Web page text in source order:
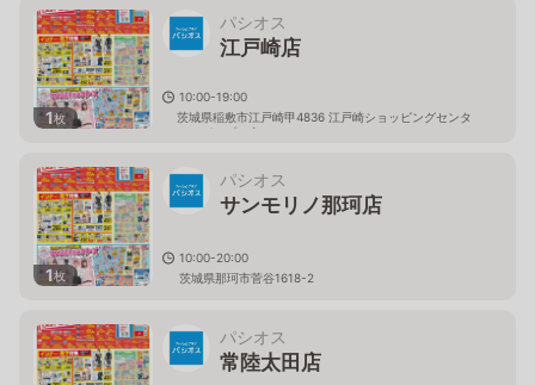
1枚
パシオス
江戸崎店
10:00-19:00
茨城県稲敷市江戸崎甲4836 江戸崎ショッピングセンタ
ー（パンプ）内
1枚
パシオス
サンモリノ那珂店
10:00-20:00
茨城県那珂市菅谷1618-2
パシオス
常陸太田店